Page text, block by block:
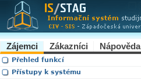
Zájemci Zákazníci Nápověda
Přehled funkcí
Přístupy k systému